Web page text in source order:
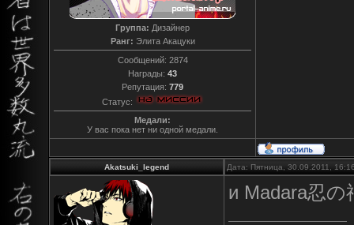
Группа: Дизайнер
Ранг: Элита Акацуки
Сообщений: 2874
Награды: 43
Репутация: 779
Статус:
Медали:
У вас пока нет ни одной медали.
Akatsuki_legend Дата: Пятница, 30.09.2011,
и Madara忍の